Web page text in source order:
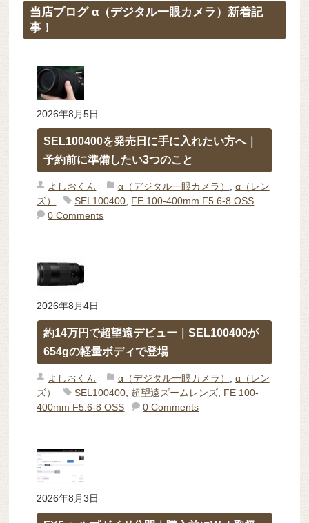
当店ブログ α（デジタル一眼カメラ）新着記
事！
2026年8月5日
SEL100400を発売日に手に入れたい方へ｜
予約前に準備したい3つのこと
よしおくん α（デジタル一眼カメラ） , α（レン
ズ）
SEL100400, FE 100-400mm F5.6-8 OSS
0 Comments
2026年8月4日
約14万円で超望遠デビュー｜SEL100400が
654gの軽量ボディで登場
よしおくん α（デジタル一眼カメラ） , α（レン
ズ）
SEL100400, 超望遠ズームレンズ, FE 100-
400mm F5.6-8 OSS
0 Comments
2026年8月3日